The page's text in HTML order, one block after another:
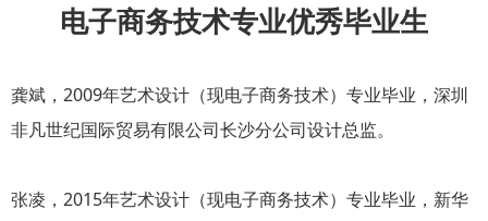
电子商务技术专业优秀毕业生
龚斌，2009年艺术设计（现电子商务技术）专业毕业，深圳
非凡世纪国际贸易有限公司长沙分公司设计总监。
张凌，2015年艺术设计（现电子商务技术）专业毕业，新华